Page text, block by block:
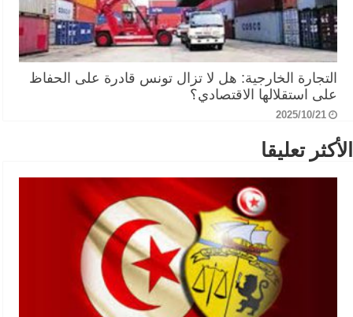
التجارة الخارجية: هل لا تزال تونس قادرة على الحفاظ
على استقلالها الاقتصادي؟
2025/10/21
الأكثر تعليقا